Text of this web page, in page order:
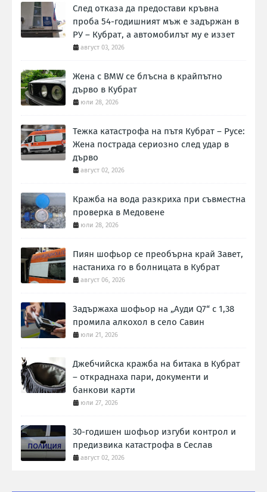
След отказа да предостави кръвна
проба 54-годишният мъж е задържан в
РУ – Кубрат, а автомобилът му е иззет
август 03, 2026
Жена с BMW се блъсна в крайпътно
дърво в Кубрат
юли 28, 2026
Тежка катастрофа на пътя Кубрат – Русе:
Жена пострада сериозно след удар в
дърво
август 02, 2026
Кражба на вода разкриха при съвместна
проверка в Медовене
юли 28, 2026
Пиян шофьор се преобърна край Завет,
настаниха го в болницата в Кубрат
август 06, 2026
Задържаха шофьор на „Ауди Q7“ с 1,38
промила алкохол в село Савин
юли 21, 2026
Джебчийска кражба на битака в Кубрат
– откраднаха пари, документи и
банкови карти
юли 27, 2026
30-годишен шофьор изгуби контрол и
предизвика катастрофа в Сеслав
август 02, 2026